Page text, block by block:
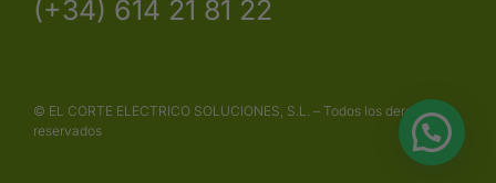
(+34) 614 21 81 22
© EL CORTE ELECTRICO SOLUCIONES, S.L. – Todos los derechos
reservados